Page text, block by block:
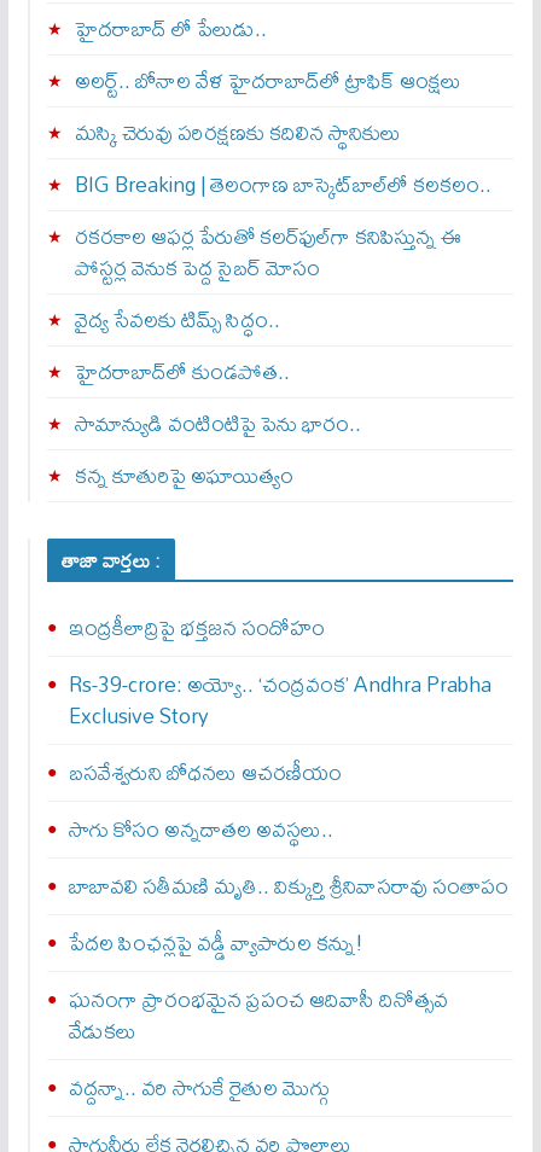
హైదరాబాద్ లో పేలుడు..
అలర్ట్‌.. బోనాల వేళ హైదరాబాద్‌లో ట్రాఫిక్‌ ఆంక్షలు
మస్కి చెరువు పరిరక్షణకు కదిలిన స్థానికులు
BIG Breaking | తెలంగాణ బాస్కెట్‌బాల్‌లో కలకలం..
రకరకాల ఆఫర్ల పేరుతో కలర్‌ఫుల్‌గా కనిపిస్తున్న ఈ
పోస్టర్ల వెనుక పెద్ద సైబర్ మోసం
వైద్య సేవలకు టిమ్స్‌ సిద్ధం..
హైదరాబాద్‌లో కుండపోత..
సామాన్యుడి వంటింటిపై పెను భారం..
కన్న కూతురిపై అఘాయిత్యం
తాజా వార్తలు :
ఇంద్రకీలాద్రిపై భక్తజన సందోహం
Rs-39-crore: అయ్యో.. ‘చంద్రవంక’ Andhra Prabha
Exclusive Story
బసవేశ్వరుని బోధనలు ఆచరణీయం
సాగు కోసం అన్నదాతల అవస్థలు..
బాబావలి సతీమణి మృతి.. విక్కుర్తి శ్రీనివాసరావు సంతాపం
పేదల పింఛన్లపై వడ్డీ వ్యాపారుల కన్ను!
ఘనంగా ప్రారంభమైన ప్రపంచ ఆదివాసీ దినోత్సవ
వేడుకలు
వద్దన్నా.. వరి సాగుకే రైతుల మొగ్గు